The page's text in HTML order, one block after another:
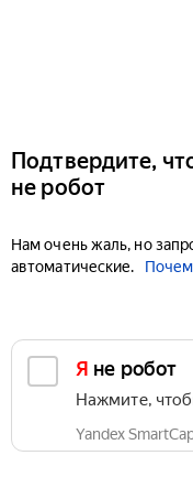
Подтвердите,
не робот
Нам очень жаль, но
автоматические.
Я не робот
Нажмите,
Yandex